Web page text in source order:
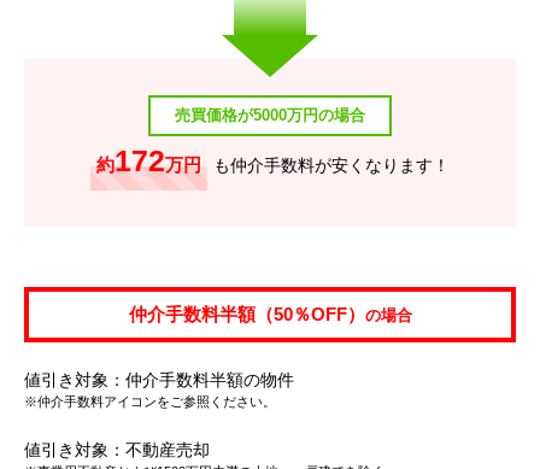
売買価格が5000万円の場合
約172万円 も仲介手数料が安くなります！
仲介手数料半額（50％OFF） の場合
値引き対象：仲介手数料半額の物件
※仲介手数料アイコンをご参照ください。
値引き対象：不動産売却